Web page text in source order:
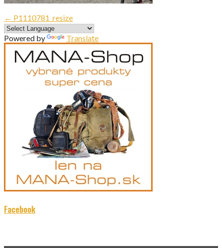
Navigácia
v
článku
← P1110781_resize
Powered by Translate
Facebook